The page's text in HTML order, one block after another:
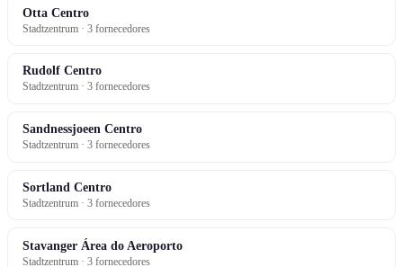
Otta Centro
Stadtzentrum · 3 fornecedores
Rudolf Centro
Stadtzentrum · 3 fornecedores
Sandnessjoeen Centro
Stadtzentrum · 3 fornecedores
Sortland Centro
Stadtzentrum · 3 fornecedores
Stavanger Área do Aeroporto
Stadtzentrum · 3 fornecedores